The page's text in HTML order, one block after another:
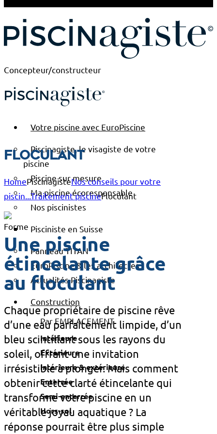
Concepteur/constructeur
Votre piscine avec EuroPiscine
Piscinagiste, le visagiste de votre
piscine
Piscine sur mesure
Ma piscine écoresponsable
Nos piscinistes
Pisciniste en Suisse
Panneau TITAN
EuroPiscine & les architectes
Actualités Piscinagiste
Construction
Par EMPLACEMENT
Intérieure
Extérieure
Intérieure & extérieure
Enterrée
Semi-enterrée
Hors-sol
Floculant
HomePiscinagisteNos conseils pour votre
piscin... Traitement piscineFloculant
Une piscine
étincelante grâce
au floculant
Chaque propriétaire de piscine rêve
d’une eau parfaitement limpide, d’un
bleu scintillant sous les rayons du
soleil, offrant une invitation
irrésistible à plonger. Mais comment
obtenir cette clarté étincelante qui
transforme votre piscine en un
véritable joyau aquatique ? La
réponse pourrait être plus simple